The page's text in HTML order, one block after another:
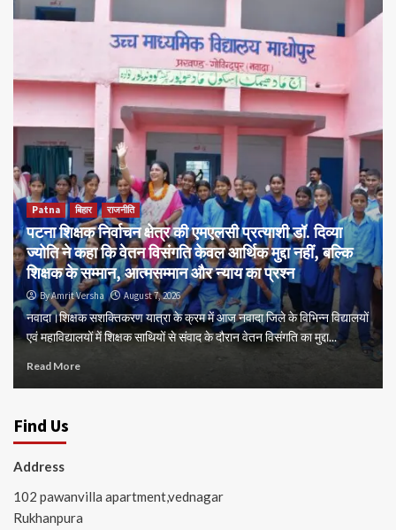
Patna बिहार राजनीति
पटना शिक्षक निर्वाचन क्षेत्र की एमएलसी प्रत्याशी डॉ. दिव्या
ज्योति ने कहा कि वेतन विसंगति केवल आर्थिक मुद्दा नहीं, बल्कि
शिक्षक के सम्मान, आत्मसम्मान और न्याय का प्रश्न
By Amrit Versha August 7, 2026
नवादा।शिक्षक सशक्तिकरण यात्रा के क्रम में आज नवादा जिले के विभिन्न विद्यालयों
एवं महाविद्यालयों में शिक्षक साथियों से संवाद के दौरान वेतन विसंगति का मुद्दा...
Read More
Find Us
Address
102 pawanvilla apartment,vednagar
Rukhanpura